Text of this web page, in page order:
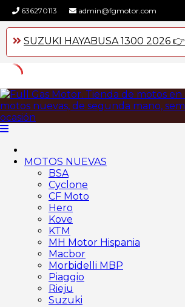
636270113 admin@fgmotor.com
SUZUKI HAYABUSA 1300 2026 👉
Skip
to
content
MOTOS NUEVAS
BSA
Cyclone
CF Moto
Hero
Kove
KTM
MH Motor Hispania
Macbor
Morbidelli MBP
Piaggio
Rieju
Suzuki